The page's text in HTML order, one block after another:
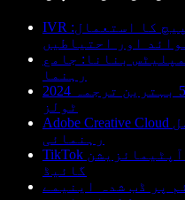
IVR سسٹمز کے لیے ٹیکسٹ ٹو اسپیچ کا استعمال:
اور احتیاطیں
بنانا: جامع
رہنما
2024 میں جرمن سے انگریزی کے 5 بہترین ترجمہ
ٹولز
Adobe Creative Cloud کا بہترین متبادل: مکمل
رہنمائی
TikTok ویڈیو ڈائمینشنز اور آپٹیمائزیشن
گائیڈ
پر ڈب شدہ اینیمے